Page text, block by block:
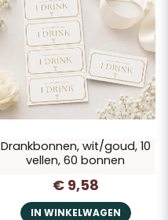
Drankbonnen, wit/goud, 10
vellen, 60 bonnen
€ 9,58
IN WINKELWAGEN